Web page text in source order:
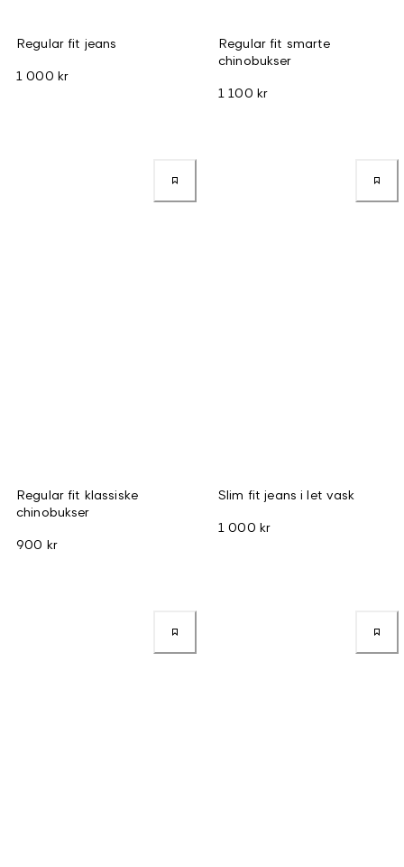
Regular fit jeans
1 000 kr
Regular fit smarte
chinobukser
1 100 kr
Regular fit klassiske
chinobukser
900 kr
Slim fit jeans i let vask
1 000 kr